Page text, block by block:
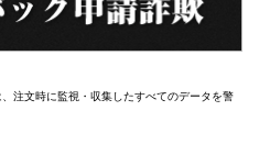
注文時に監視・収集したすべてのデータを警